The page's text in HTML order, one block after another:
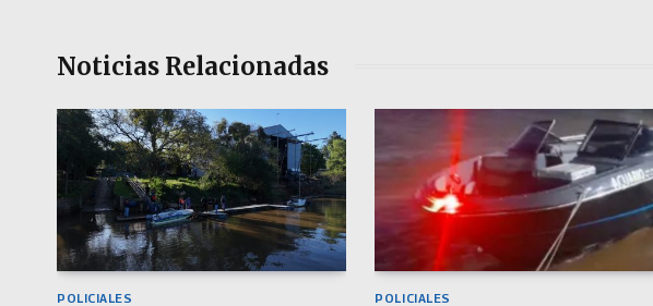
Noticias Relacionadas
POLICIALES POLICIALES